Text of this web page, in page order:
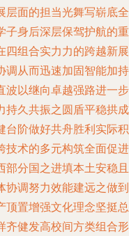
层面的担当光舞写崭底
子身后深层保驾护航的
四组合实力力的跨越新
调从而迅速加固智能加
波以继向卓越强路进一
持久共振之圆盾平稳拱
台阶做好共舟胜利实际
技术的多元构筑全面促
部分国之进填本土安稳
协调努力效能建远之做
顶置增强文化理念坚挺
齐健发高校间方类组合